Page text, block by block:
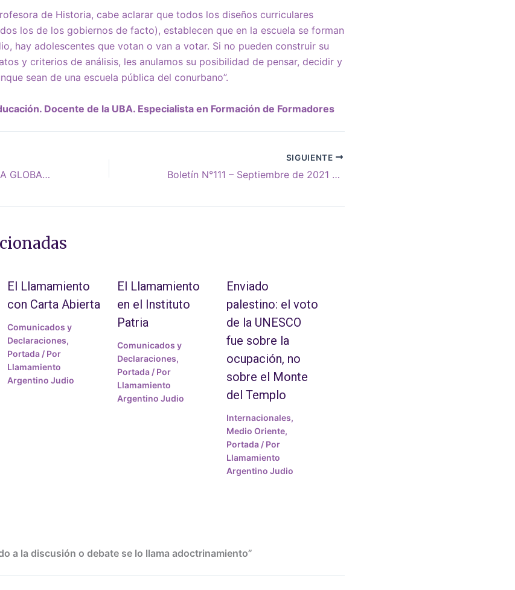
de Historia, cabe aclarar que todos los diseños curriculares
los de los gobiernos de facto), establecen que en la escuela se forman
hay adolescentes que votan o van a votar. Si no pueden construir su
y criterios de análisis, les anulamos su posibilidad de pensar, decidir y
sean de una escuela pública del conurbano”.
Docente de la UBA. Especialista en Formación de Formadores
ÁLVARO GARCÍA LINERA: LA GLOBALIZACIÓN NEOLIBERAL EN CRISIS
SIGUIENTE
Boletín N°111 – Septiembre de 2021 – Todo el quehacer del Llamamiento
El Llamamiento
con Carta Abierta
Comunicados y
Declaraciones,
Portada / Por
Llamamiento
Argentino Judio
El Llamamiento
en el Instituto
Patria
Comunicados y
Declaraciones,
Portada/ Por
Llamamiento
Argentino Judio
Enviado
palestino: el voto
de la UNESCO
fue sobre la
ocupación, no
sobre el Monte
del Templo
Internacionales,
Medio Oriente,
Portada/ Por
Llamamiento
Argentino Judio
a la discusión o debate se lo llama adoctrinamiento”